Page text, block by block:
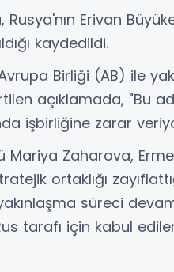
Erivan
kaydedildi.
Birliği (AB) ile
açıklamada, "Bu
işbirliğine zarar
Mariya Zaharova,
ortaklığı
süreci
tarafı için kabul